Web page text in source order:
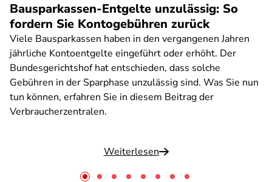
Bausparkassen-Entgelte unzulässig: So
fordern Sie Kontogebühren zurück
Viele Bausparkassen haben in den vergangenen Jahren
jährliche Kontoentgelte eingeführt oder erhöht. Der
Bundesgerichtshof hat entschieden, dass solche
Gebühren in der Sparphase unzulässig sind. Was Sie nun
tun können, erfahren Sie in diesem Beitrag der
Verbraucherzentralen.
Weiterlesen